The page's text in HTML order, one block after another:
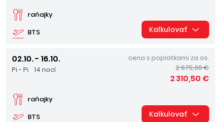
BTS
raňajky
Kalkulovať
02.10. - 16.10.
Pi - Pi 14 nocí
BTS
raňajky
cena s poplatkami za os.
2 675,00 €
2 310,50 €
Kalkulovať